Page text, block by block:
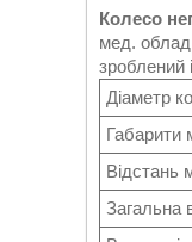
Колесо
мед.
зроблений
Діаметр
Габарити
Відстань
Загальна